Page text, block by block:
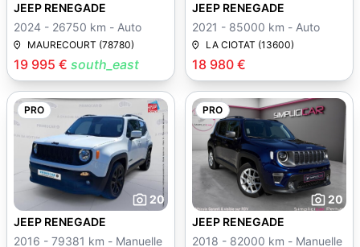
19 995 € south_east
JEEP RENEGADE
2024 - 26750 km - Auto
MAURECOURT (78780)
18 980 €
JEEP RENEGADE
2021 - 85000 km - Auto
LA CIOTAT (13600)
PRO
20
JEEP RENEGADE
2016 - 79381 km - Manuelle
PRO
20
JEEP RENEGADE
2018 - 82000 km - Manuelle